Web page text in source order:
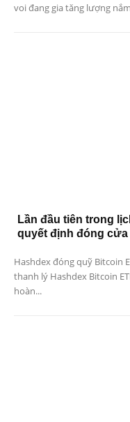
voi đang gia tăng lượng
Lần đầu tiên trong
quyết định đóng cửa
Hashdex đóng quỹ Bitcoin
thanh lý Hashdex Bitcoin
hoàn...